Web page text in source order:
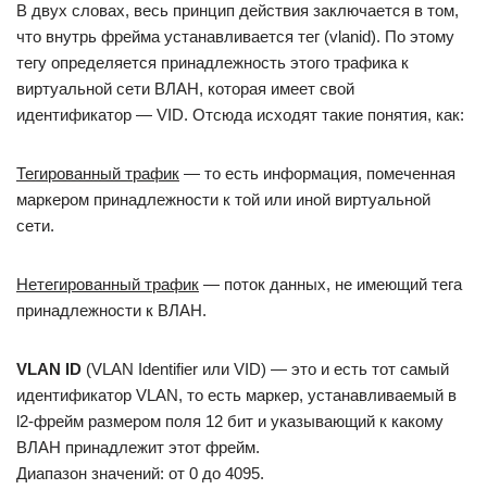
В двух словах, весь принцип действия заключается в том,
что внутрь фрейма устанавливается тег (vlanid). По этому
тегу определяется принадлежность этого трафика к
виртуальной сети ВЛАН, которая имеет свой
идентификатор — VID. Отсюда исходят такие понятия, как:
Тегированный трафик — то есть информация, помеченная
маркером принадлежности к той или иной виртуальной
сети.
Нетегированный трафик — поток данных, не имеющий тега
принадлежности к ВЛАН.
VLAN ID (VLAN Identifier или VID) — это и есть тот самый
идентификатор VLAN, то есть маркер, устанавливаемый в
l2-фрейм размером поля 12 бит и указывающий к какому
ВЛАН принадлежит этот фрейм.
Диапазон значений: от 0 до 4095.